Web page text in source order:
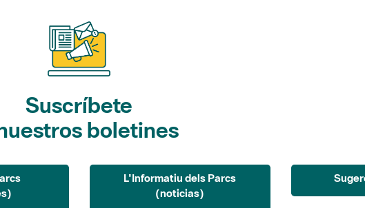
Suscríbete
boletines
L'Informatiu dels Parcs
(noticias)